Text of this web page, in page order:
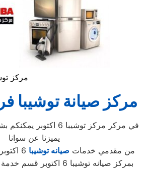
مركز توشيبا 6
مركز صيانةتوشيبا
في مركر مركز توشيبا 6
يميزنا عن سوانا
من مقدمي خدمات صيانه توشيبا
6
بمركز صيانه توشيبا 6